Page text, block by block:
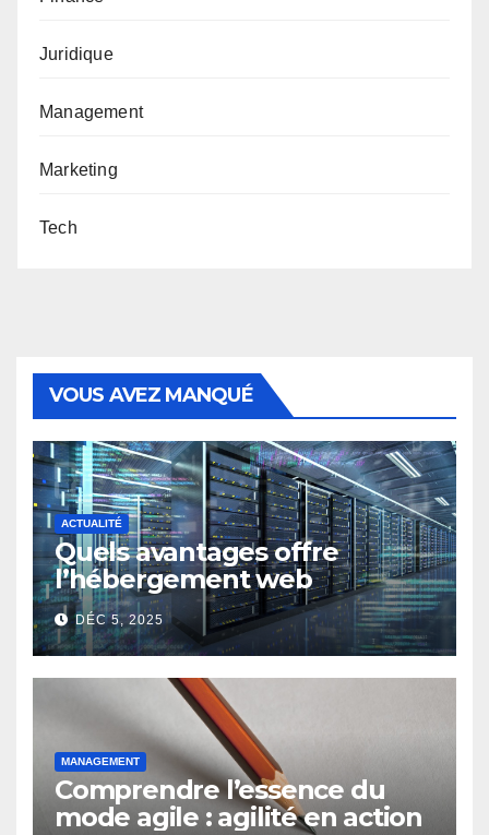
Juridique
Management
Marketing
Tech
VOUS AVEZ MANQUÉ
ACTUALITÉ
Quels avantages offre
l’hébergement web
moderne pour les
entreprises ?
DÉC 5, 2025
MANAGEMENT
Comprendre l’essence du
mode agile : agilité en action